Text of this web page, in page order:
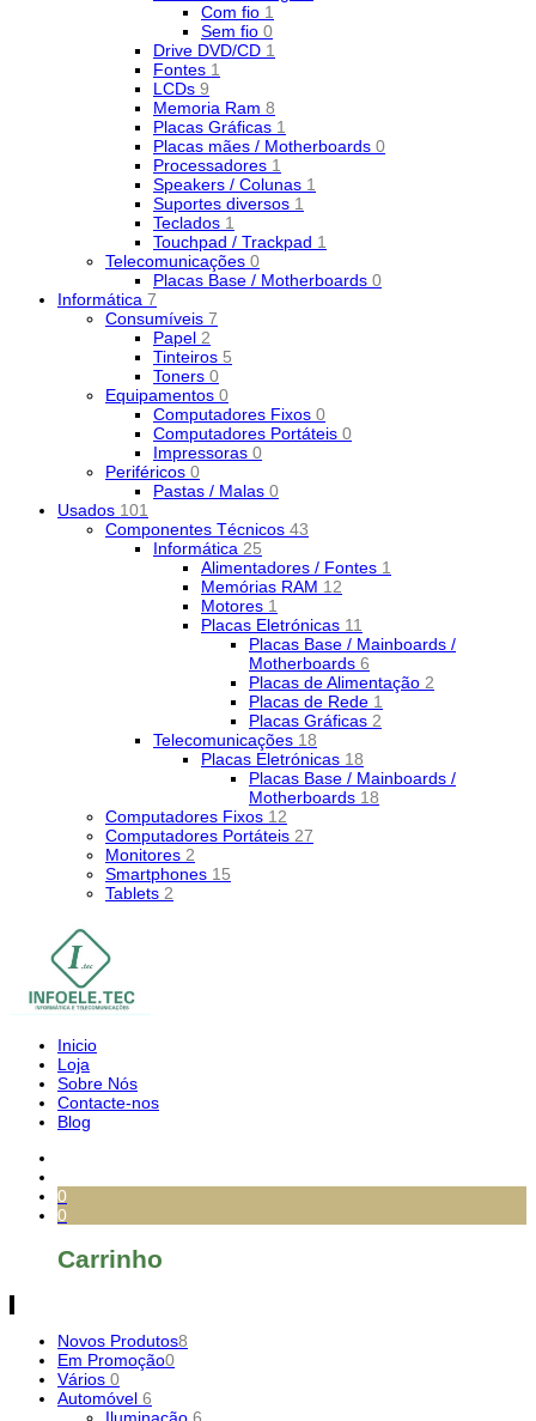
Com fio 1
Sem fio 0
Drive DVD/CD 1
Fontes 1
LCDs 9
Memoria Ram 8
Placas Gráficas 1
Placas mães / Motherboards 0
Processadores 1
Speakers / Colunas 1
Suportes diversos 1
Teclados 1
Touchpad / Trackpad 1
Telecomunicações 0
Placas Base / Motherboards 0
Informática 7
Consumíveis 7
Papel 2
Tinteiros 5
Toners 0
Equipamentos 0
Computadores Fixos 0
Computadores Portáteis 0
Impressoras 0
Periféricos 0
Pastas / Malas 0
Usados 101
Componentes Técnicos 43
Informática 25
Alimentadores / Fontes 1
Memórias RAM 12
Motores 1
Placas Eletrónicas 11
Placas Base / Mainboards /
Motherboards 6
Placas de Alimentação 2
Placas de Rede 1
Placas Gráficas 2
Telecomunicações 18
Placas Eletrónicas 18
Placas Base / Mainboards /
Motherboards 18
Computadores Fixos 12
Computadores Portáteis 27
Monitores 2
Smartphones 15
Tablets 2
Inicio
Loja
Sobre Nós
Contacte-nos
Blog
0
0
Carrinho
Novos Produtos8
Em Promoção0
Vários 0
Automóvel 6
Iluminação 6